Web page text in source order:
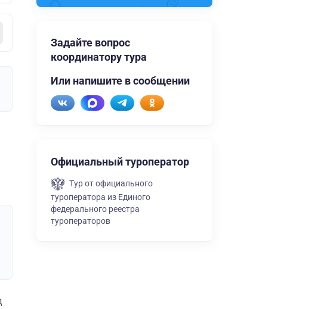
Задайте вопрос
координатору тура
Или напишите в сообщении
Официальный туроператор
Тур от официального
туроператора из Единого
федерального реестра
туроператоров